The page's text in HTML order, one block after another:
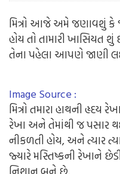
મિત્રો આજે અમે જણાવશું કે
હોય તો તામારી
તેના પહેલા આપણે જાણી
Image Source :
મિત્રો તમારા હાથની હૃદય
રેખા અને તેમાંથી જ પસાર
નીકળતી હોય, અને ત્યાર
જ્યારે મસ્તિષ્કની રેખાને